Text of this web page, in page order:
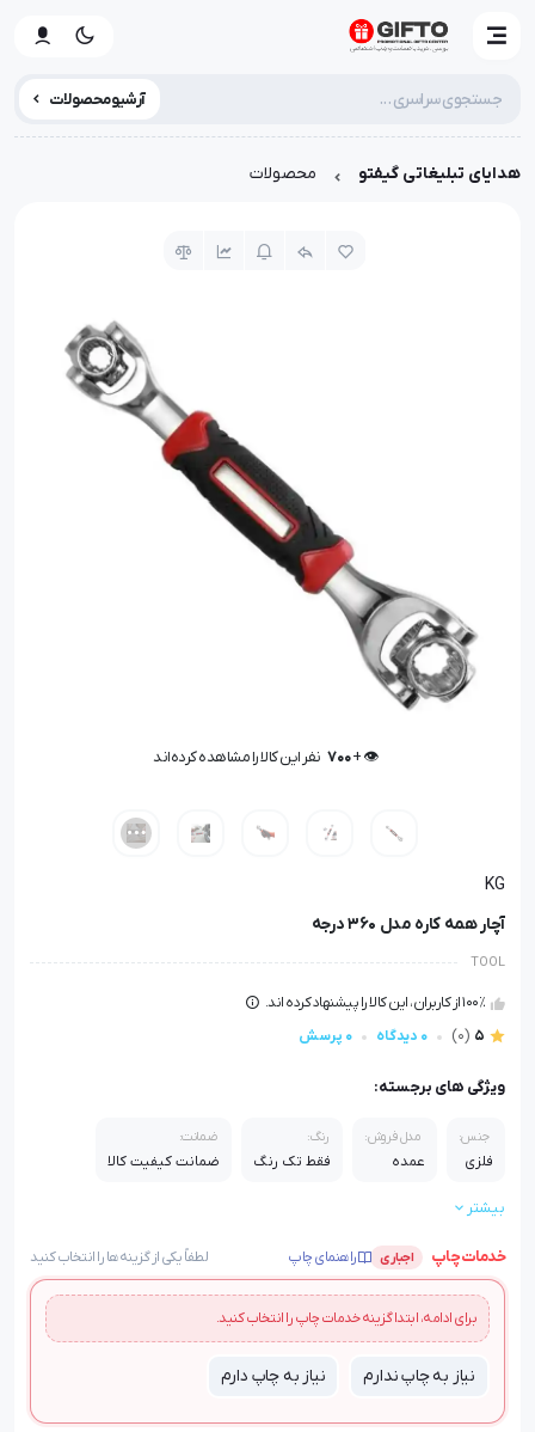
آرشیو محصولات
هدایای تبلیغاتی گیفتو محصولات
👁️ +
700 نفر این کالا را مشاهده کرده‌اند
KG
آچار همه کاره مدل 360 درجه
TOOL
100٪ از کاربران، این کالا را پیشنهاد کرده اند.
5
(0) 0 دیدگاه 0 پرسش
ویژگی های برجسته:
جنس:
فلزی
مدل فروش:
عمده
رنگ:
فقط تک رنگ
ضمانت:
ضمانت کیفیت کالا
قابلیت چاپ:
بیشتر
خدمات چاپ اجباری راهنمای چاپ لطفاً یکی از گزینه‌ها را انتخاب کنید
برای ادامه، ابتدا گزینه خدمات چاپ را انتخاب کنید.
نیاز به چاپ ندارم نیاز به چاپ دارم